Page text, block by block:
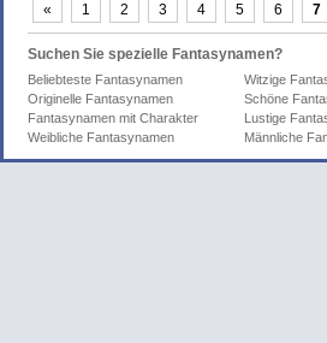
« 1 2 3 4 5 6 7
Suchen Sie spezielle Fantasynamen?
Beliebteste Fantasynamen Witzige
Originelle Fantasynamen
Schöne
Fantasynamen mit Charakter
Lustige
Weibliche Fantasynamen
Männliche